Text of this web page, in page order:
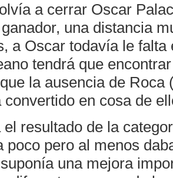
a cerrar Oscar
una distancia
a Oscar todavía le falta
tendrá que
la ausencia de
convertido en cosa de
el resultado de la
poco pero al menos
una mejora